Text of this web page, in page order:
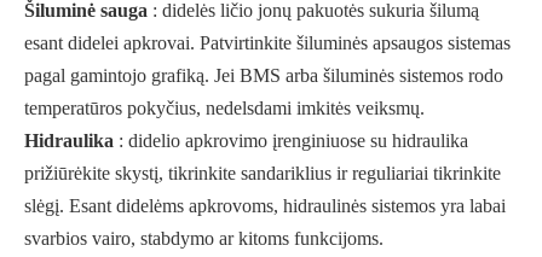
Šiluminė sauga : didelės ličio jonų pakuotės sukuria šilumą
esant didelei apkrovai. Patvirtinkite šiluminės apsaugos sistemas
pagal gamintojo grafiką. Jei BMS arba šiluminės sistemos rodo
temperatūros pokyčius, nedelsdami imkitės veiksmų.
Hidraulika : didelio apkrovimo įrenginiuose su hidraulika
prižiūrėkite skystį, tikrinkite sandariklius ir reguliariai tikrinkite
slėgį. Esant didelėms apkrovoms, hidraulinės sistemos yra labai
svarbios vairo, stabdymo ar kitoms funkcijoms.